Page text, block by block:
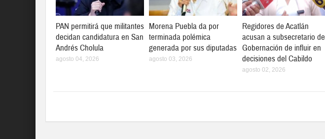
PAN permitirá que militantes
decidan candidatura en San
Andrés Cholula
agosto 04, 2026
Morena Puebla da por
terminada polémica
generada por sus diputadas
agosto 03, 2026
Regidores de Acatlán
acusan a subsecretario de
Gobernación de influir en
decisiones del Cabildo
agosto 02, 2026